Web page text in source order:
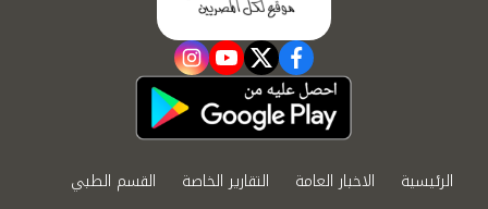
facebook
twitter
youtube
instagram
الرئيسية الاخبار العامة التقارير الخاصة
القسم الطبي